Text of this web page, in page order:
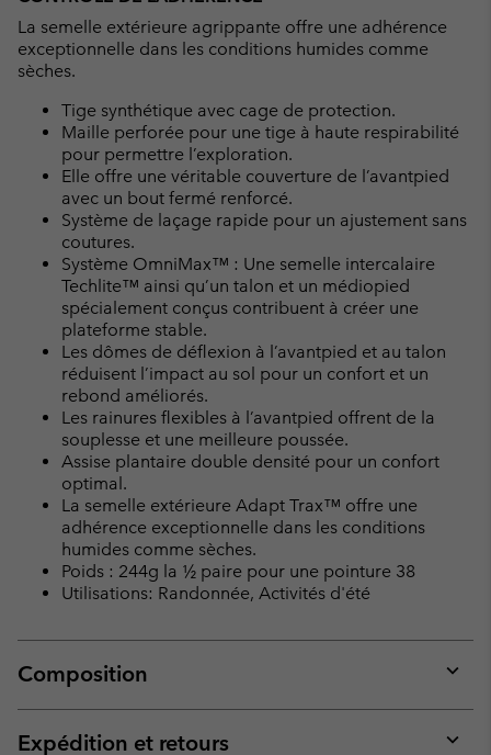
La semelle extérieure agrippante offre une adhérence
exceptionnelle dans les conditions humides comme
sèches.
Tige synthétique avec cage de protection.
Maille perforée pour une tige à haute respirabilité
pour permettre l’exploration.
Elle offre une véritable couverture de l’avantpied
avec un bout fermé renforcé.
Système de laçage rapide pour un ajustement sans
coutures.
Système OmniMax™ : Une semelle intercalaire
Techlite™ ainsi qu’un talon et un médiopied
spécialement conçus contribuent à créer une
plateforme stable.
Les dômes de déflexion à l’avantpied et au talon
réduisent l’impact au sol pour un confort et un
rebond améliorés.
Les rainures flexibles à l’avantpied offrent de la
souplesse et une meilleure poussée.
Assise plantaire double densité pour un confort
optimal.
La semelle extérieure Adapt Trax™ offre une
adhérence exceptionnelle dans les conditions
humides comme sèches.
Poids : 244g la ½ paire pour une pointure 38
Utilisations: Randonnée, Activités d'été
Composition
or
Expédition et retours